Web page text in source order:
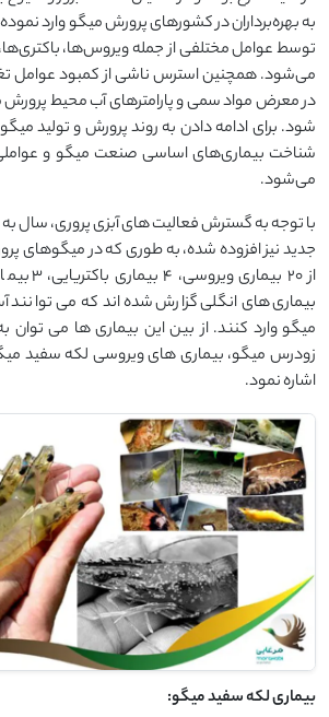
به بهره‌برداران در کشورهای پرورش میگو وارد
توسط عوامل مختلفی از جمله ویروس‌ها،
می‌شود. همچنین استرس ناشی از کمبود عوامل
در معرض مواد سمی و پارامترهای آب محیط پرورش
شود. برای ادامه دادن به روند پرورش و تولید
شناخت بیماری‌های اساسی صنعت میگو و
می‌شود.
با توجه به گسترش فعالیت های آبزی پروری، سال
جدید نیز افزوده شده، به طوری که در میگوهای
از 20
بیماری های انگلی گزارش شده اند که می
میگو وارد کنند. از بین این بیماری ها می توان
زودرس میگو، بیماری های ویروسی لکه سفید
اشاره نمود.
بیماری لکه سفید میگو: